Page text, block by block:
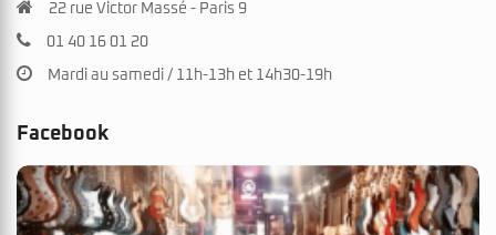
22 rue Victor Massé - Paris 9
01 40 16 01 20
Mardi au samedi / 11h-13h et 14h30-19h
Facebook